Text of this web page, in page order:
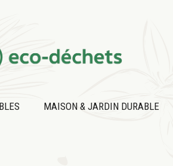
MAISON & JARDIN DURABLE